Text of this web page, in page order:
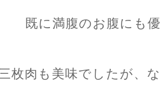
既に満腹のお腹にも
枚肉も美味でしたが、